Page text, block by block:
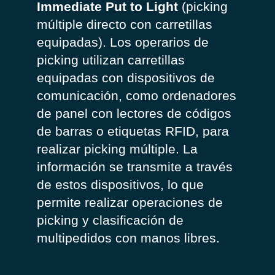
Immediate Put to Light (picking
múltiple directo con carretillas
equipadas). Los operarios de
picking utilizan carretillas
equipadas con dispositivos de
comunicación, como ordenadores
de panel con lectores de códigos
de barras o etiquetas RFID, para
realizar picking múltiple. La
información se transmite a través
de estos dispositivos, lo que
permite realizar operaciones de
picking y clasificación de
multipedidos con manos libres.